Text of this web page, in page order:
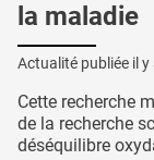
la maladie
Actualité publiée il y
Cette recherche
de la recherche
déséquilibre